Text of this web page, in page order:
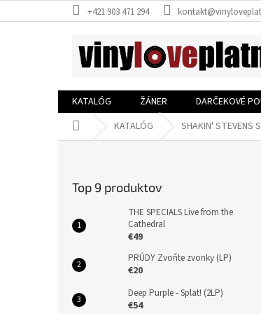
na
+421 903 471 294
KATALÓG ŽÁNER DARČEKOVÉ
DomovKATALÓG SHAKIN' STEVENS
Top 9 produktov
THE SPECIALS Live from the
Cathedral
€49
PRÚDY Zvoňte zvonky (LP)
€20
Deep Purple - Splat! (2LP)
€54